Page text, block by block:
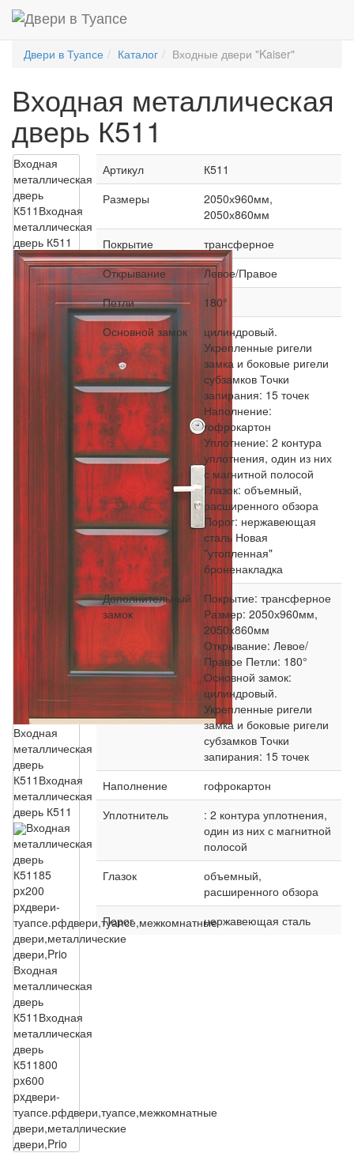
Двери в Туапсе Каталог Входные двери "Kaiser"
Входная металлическая
дверь К511
Входная
металлическая
дверь
К511 Входная
металлическая
дверь К511
Входная
металлическая
дверь
К511 Входная
металлическая
дверь К511
Входная
металлическая
дверь
К51185
px200
pxдвери-
туапсе.рфдвери,туапсе,межкомнатные
двери,металлические
двери,Prio
Входная
металлическая
дверь
К511 Входная
металлическая
дверь
К511800
px600
pxдвери-
туапсе.рфдвери,туапсе,межкомнатные
двери,металлические
двери,Prio
Артикул
К511
Размеры
2050х960мм,
2050х860мм
Покрытие
трансферное
Открывание
Левое/Правое
Петли
180°
Основной замок
цилиндровый.
Укрепленные ригели
замка и боковые ригели
субзамков Точки
запирания: 15 точек
Наполнение:
гофрокартон
Уплотнение: 2 контура
уплотнения, один из них
с магнитной полосой
Глазок: объемный,
расширенного обзора
Порог: нержавеющая
сталь Новая
"утопленная"
броненакладка
Дополнительный
замок
Покрытие: трансферное
Размер: 2050х960мм,
2050х860мм
Открывание: Левое/
Правое Петли: 180°
Основной замок:
цилиндровый.
Укрепленные ригели
замка и боковые ригели
субзамков Точки
запирания: 15 точек
Наполнение
гофрокартон
Уплотнитель
: 2 контура уплотнения,
один из них с магнитной
полосой
Глазок
объемный,
расширенного обзора
Порог
нержавеющая сталь